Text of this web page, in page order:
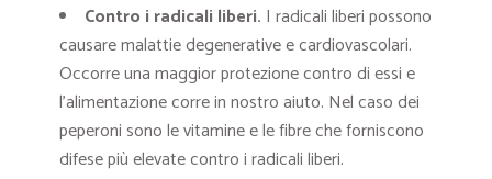
Contro i radicali liberi. I radicali liberi possono
causare malattie degenerative e cardiovascolari.
Occorre una maggior protezione contro di essi e
l’alimentazione corre in nostro aiuto. Nel caso dei
peperoni sono le vitamine e le fibre che forniscono
difese più elevate contro i radicali liberi.